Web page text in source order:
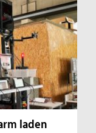
laden